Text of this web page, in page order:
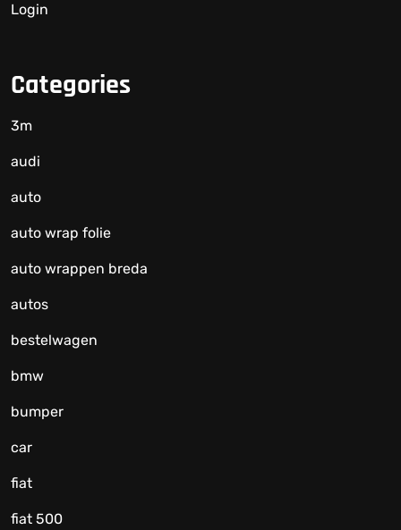
Login
Categories
3m
audi
auto
auto wrap folie
auto wrappen breda
autos
bestelwagen
bmw
bumper
car
fiat
fiat 500